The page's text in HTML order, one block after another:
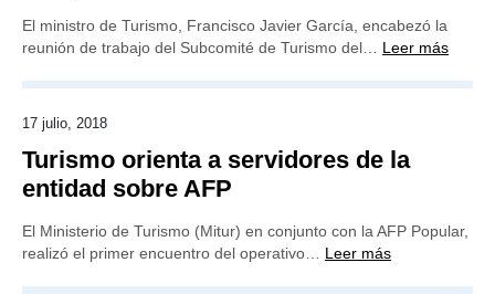
El ministro de Turismo, Francisco Javier García, encabezó la
reunión de trabajo del Subcomité de Turismo del… Leer más
17 julio, 2018
Turismo orienta a servidores de la
entidad sobre AFP
El Ministerio de Turismo (Mitur) en conjunto con la AFP Popular,
realizó el primer encuentro del operativo… Leer más